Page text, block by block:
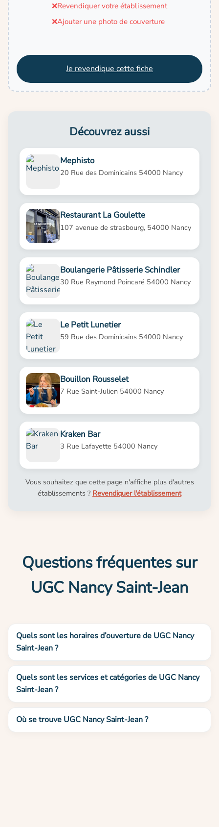
❌Revendiquer votre établissement
❌Ajouter une photo de couverture
Je revendique cette fiche
Découvrez aussi
Mephisto
20 Rue des Dominicains 54000 Nancy
Restaurant La Goulette
107 avenue de strasbourg, 54000 Nancy
Boulangerie Pâtisserie Schindler
30 Rue Raymond Poincaré 54000 Nancy
Le Petit Lunetier
59 Rue des Dominicains 54000 Nancy
Bouillon Rousselet
7 Rue Saint-Julien 54000 Nancy
Kraken Bar
3 Rue Lafayette 54000 Nancy
Vous souhaitez que cette page n'affiche plus d'autres
établissements ? Revendiquer l'établissement
Questions fréquentes sur
UGC Nancy Saint-Jean
Quels sont les horaires d’ouverture de UGC Nancy
Saint-Jean ?
Quels sont les services et catégories de UGC Nancy
Saint-Jean ?
Où se trouve UGC Nancy Saint-Jean ?